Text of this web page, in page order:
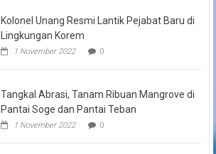
Kolonel Unang Resmi Lantik Pejabat Baru di
Lingkungan Korem
1 November 2022 0
Tangkal Abrasi, Tanam Ribuan Mangrove di
Pantai Soge dan Pantai Teban
1 November 2022 0